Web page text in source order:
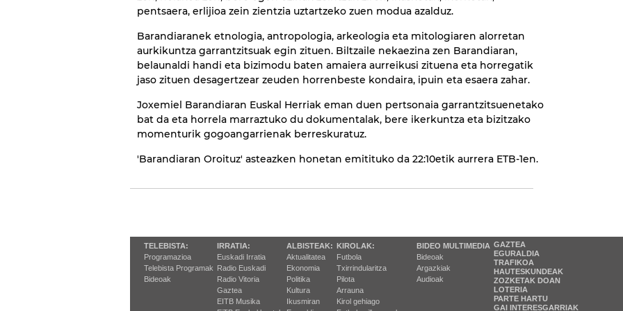
pentsaera, erlijioa zein zientzia uztartzeko zuen modua azalduz.
Barandiaranek etnologia, antropologia, arkeologia eta mitologiaren alorretan
aurkikuntza garrantzitsuak egin zituen. Biltzaile nekaezina zen Barandiaran,
belaunaldi handi eta bizimodu baten amaiera aurreikusi zituena eta horregatik
jaso zituen desagertzear zeuden horrenbeste kondaira, ipuin eta esaera zahar.
Joxemiel Barandiaran Euskal Herriak eman duen pertsonaia garrantzitsuenetako
bat da eta horrela marraztuko du dokumentalak, bere ikerkuntza eta bizitzako
momenturik gogoangarrienak berreskuratuz.
'Barandiaran Oroituz' asteazken honetan emitituko da 22:10etik aurrera ETB-1en.
TELEBISTA:
Programazioa
Telebista Programak
Bideoak
IRRATIA:
Euskadi Irratia
Radio Euskadi
Radio Vitoria
Gaztea
EITB Musika
ALBISTEAK:
Aktualitatea
Ekonomia
Politika
Kultura
Ikusmiran
KIROLAK:
Futbola
Txirrindularitza
Pilota
Arrauna
Kirol gehiago
BIDEO MULTIMEDIA
Bideoak
Argazkiak
Audioak
GAZTEA
EGURALDIA
TRAFIKOA
HAUTESKUNDEAK
ZOZKETAK DOAN
LOTERIA
PARTE HARTU
GAI INTERESGARRIAK